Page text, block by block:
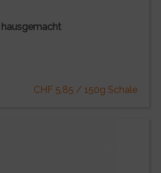
CHF 5.85 / 150g Schale